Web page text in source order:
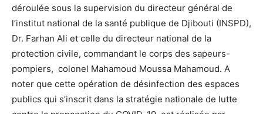
déroulée sous la supervision du directeur général de
l’institut national de la santé publique de Djibouti (INSPD),
Dr. Farhan Ali et celle du directeur national de la
protection civile, commandant le corps des sapeurs-
pompiers, colonel Mahamoud Moussa Mahamoud. A
noter que cette opération de désinfection des espaces
publics qui s’inscrit dans la stratégie nationale de lutte